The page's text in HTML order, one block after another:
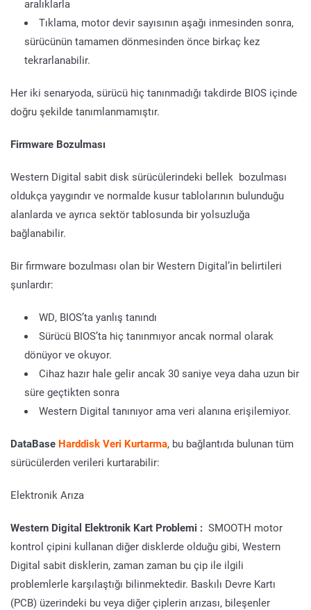
aralıklarla
Tıklama, motor devir sayısının aşağı inmesinden sonra,
sürücünün tamamen dönmesinden önce birkaç kez
tekrarlanabilir.
Her iki senaryoda, sürücü hiç tanınmadığı takdirde BIOS içinde
doğru şekilde tanımlanmamıştır.
Firmware Bozulması
Western Digital sabit disk sürücülerindeki bellek bozulması
oldukça yaygındır ve normalde kusur tablolarının bulunduğu
alanlarda ve ayrıca sektör tablosunda bir yolsuzluğa
bağlanabilir.
Bir firmware bozulması olan bir Western Digital’in belirtileri
şunlardır:
WD, BIOS’ta yanlış tanındı
Sürücü BIOS’ta hiç tanınmıyor ancak normal olarak
dönüyor ve okuyor.
Cihaz hazır hale gelir ancak 30 saniye veya daha uzun bir
süre geçtikten sonra
Western Digital tanınıyor ama veri alanına erişilemiyor.
DataBase Harddisk Veri Kurtarma, bu bağlantıda bulunan tüm
sürücülerden verileri kurtarabilir:
Elektronik Arıza
Western Digital Elektronik Kart Problemi : SMOOTH motor
kontrol çipini kullanan diğer disklerde olduğu gibi, Western
Digital sabit disklerin, zaman zaman bu çip ile ilgili
problemlerle karşılaştığı bilinmektedir. Baskılı Devre Kartı
(PCB) üzerindeki bu veya diğer çiplerin arızası, bileşenler